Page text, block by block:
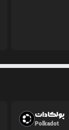
پولکادات
Polkadot